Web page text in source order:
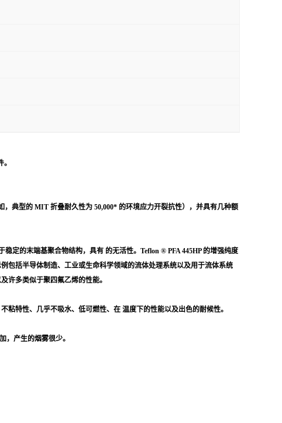
典型的 MIT 折叠耐久性为 50,000* 的环境应力开裂抗性），并具有几种额
定的末端基聚合物结构，具有 的无活性。Teflon ® PFA 445HP 的增强纯度
包括半导体制造、工业或生命科学领域的流体处理系统以及用于流体系统
许多类似于聚四氟乙烯的性能。
特性、几乎不吸水、低可燃性、在 温度下的性能以及出色的耐候性。
，产生的烟雾很少。